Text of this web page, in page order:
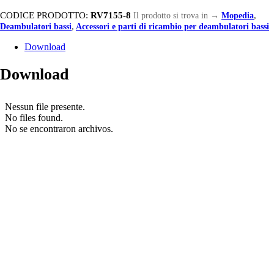
CODICE PRODOTTO: RV7155-8 Il prodotto si trova in → Mopedia,
Deambulatori bassi, Accessori e parti di ricambio per deambulatori bassi
Download
Download